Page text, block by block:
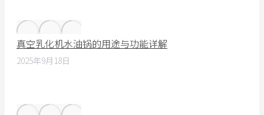
真空乳化机水油锅的用途与功能详解
2025年9月18日